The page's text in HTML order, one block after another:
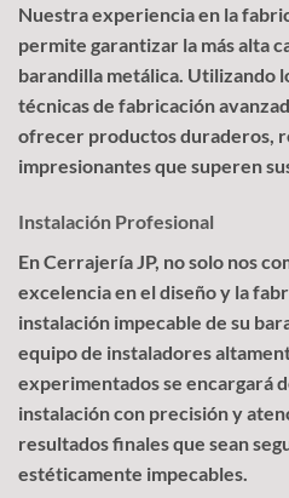
Nuestra experiencia en la
permite garantizar la más alta
barandilla metálica. Utilizando
técnicas de fabricación
ofrecer productos duraderos,
impresionantes que superen
Instalación Profesional
En Cerrajería JP, no solo nos
excelencia en el diseño y la
instalación impecable de su
equipo de instaladores
experimentados se encargará
instalación con precisión y
resultados finales que sean
estéticamente impecables.